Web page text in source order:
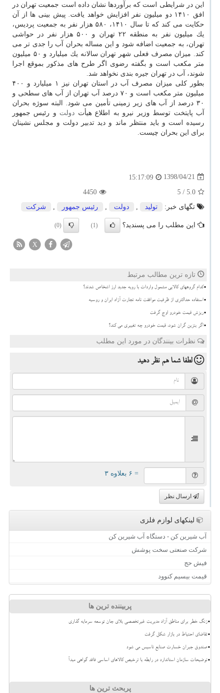
این در شرایطی است كه برآوردها نشان داده است جمعیت تهران در
افق ۱۴۱۰ دو میلیون نفر افزایش خواهد یافت. پیش بینی ها از آن
حكایت می كند كه تا سال ۱۴۱۰، ۵۸۰ هزار نفر به جمعیت پردیس،
یك میلیون نفر به منطقه ۲۲ تهران و ۵۰۰ هزار نفر در حواشی
تهران، به جمعیت اضافه شود و این مساله بحران آب را جدی تر می
كند. میزان مصرف فعلی شهر تهران سالانه یك میلیارد و ۵۰ میلیون
متر مكعب است و بگفته رضوی اگر طرح های مذكور بموقع اجرا
شوند، آب در تهران جیره بندی نخواهد شد.
بطور كلی میزان مصرف آب در استان تهران نیز ۱ میلیارد و ۴۰۰
میلیون متر مكعب است و ۷۰ درصد آب تهران از آب های سطحی و
۳۰ درصد از آب های زیر زمینی تأمین می شود. البته سوژه بحران
آب پایتخت توسط وزیر نیرو به اطلاع هیأت دولت و رئیس جمهور
رسیده است و باید منتظر ماند و دید تدبیر دولت و مجلس نشینان
برای این بحران چیست.
1398/04/21
15:17:09
5.0
/ 5
4450
تگهای خبر:
تولید , دولت , رئیس جمهور , شركت
این مطلب را می پسندید؟ (1)
(0)
X
تازه ترین مطالب مرتبط
کدام گروههای کالایی مشمول واردات با رویه جدید ارز اشخاص شدند؟
استفاده حداکثری از ظرفیت موافقت نامه تجارت آزاد ایران و روسیه
ریزش قیمت خودرو اوج گرفت
اگر بنزین گران شود، قیمت خودرو چه تغییری می کند؟
نظرات بینندگان در مورد این مطلب
لطفا شما همنظر دهید
= ۶ بعلاوه ۳
ارسال نظر
لینکهای لوازم فلزی
آب شیرین کن - دستگاه آب شیرین کن
شرکت صنعتی سخت پوشش
فیش حج
قیمت بیسیم کنوود
پربیننده ترین ها
زنگ خطر برای مناطق آزاد مدیریت غیرتخصصی بلای جان توسعه سرمایه گذاری
تقاضای احتیاط در بازار شکل گرفت
صندوق جبران خسارت صنایع تاسیس می شود
توضیحات سازمان استاندارد در رابطه با ترخیص کالاهای اساسی فاقد گواهی مبدأ
پربحث ترین ها